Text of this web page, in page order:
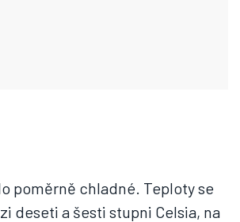
poměrně chladné. Teploty se
deseti a šesti stupni Celsia, na